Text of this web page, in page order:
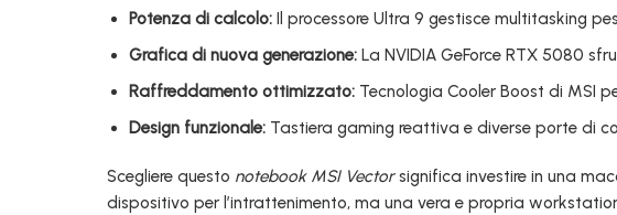
Potenza di calcolo:Il processore Ultra 9 gestisce multitasking
Grafica di nuova generazione:La NVIDIA GeForce RTX 5080
Raffreddamento ottimizzato:Tecnologia Cooler Boost di MSI
Design funzionale:Tastiera gaming reattiva e diverse porte di
Scegliere questo notebook MSI Vectorsignifica investire in una
dispositivo per l’intrattenimento, ma una vera e propria